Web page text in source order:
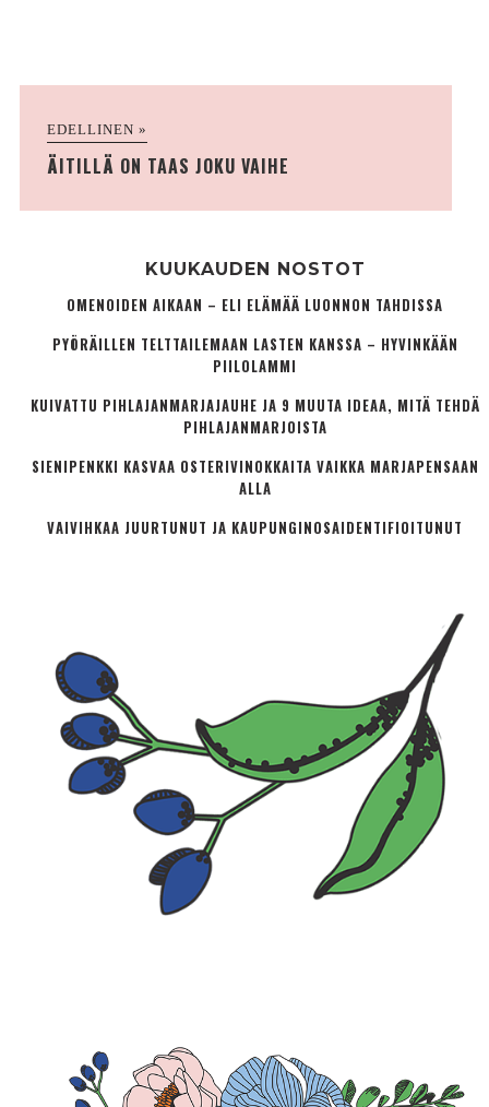
EDELLINEN »
ÄITILLÄ ON TAAS JOKU VAIHE
KUUKAUDEN NOSTOT
OMENOIDEN AIKAAN – ELI ELÄMÄÄ LUONNON TAHDISSA
PYÖRÄILLEN TELTTAILEMAAN LASTEN KANSSA – HYVINKÄÄN
PIILOLAMMI
KUIVATTU PIHLAJANMARJAJAUHE JA 9 MUUTA IDEAA, MITÄ TEHDÄ
PIHLAJANMARJOISTA
SIENIPENKKI KASVAA OSTERIVINOKKAITA VAIKKA MARJAPENSAAN
ALLA
VAIVIHKAA JUURTUNUT JA KAUPUNGINOSA­IDENTIFIOITUNUT